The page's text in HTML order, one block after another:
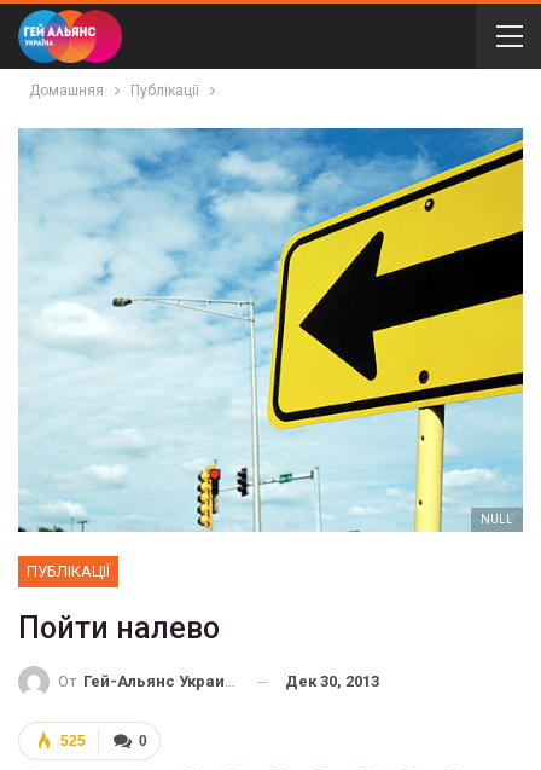
Домашняя Публікації
NULL
ПУБЛІКАЦІЇ
Пойти налево
От Гей-Альянс Украина Дек 30, 2013
0
525